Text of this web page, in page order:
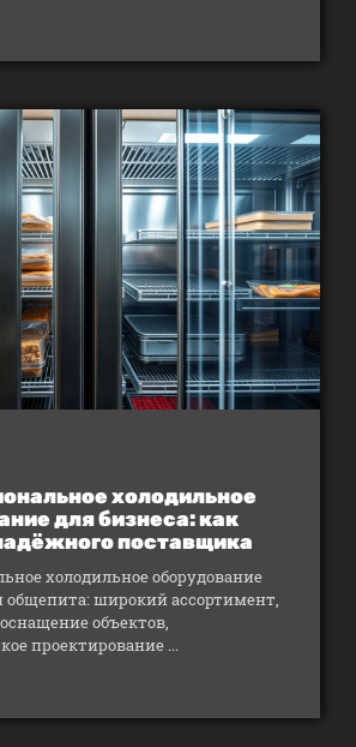
холодильное
для бизнеса: как
поставщика
холодильное оборудование
общепита: широкий ассортимент,
объектов,
проектирование ...